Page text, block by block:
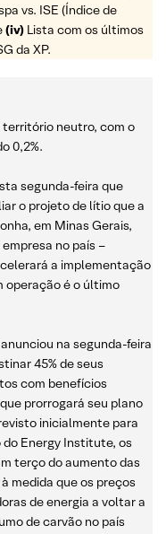
vs. ISE (Índice de
(iv) Lista com os últimos
da XP.
território neutro, com o
0,2%.
segunda-feira que
o projeto de lítio que a
em Minas Gerais,
no país –
a implementação
operação é o último
na segunda-feira
45% de seus
com benefícios
prorrogará seu plano
inicialmente para
Energy Institute, os
terço do aumento das
medida que os preços
de energia a voltar a
de carvão no país